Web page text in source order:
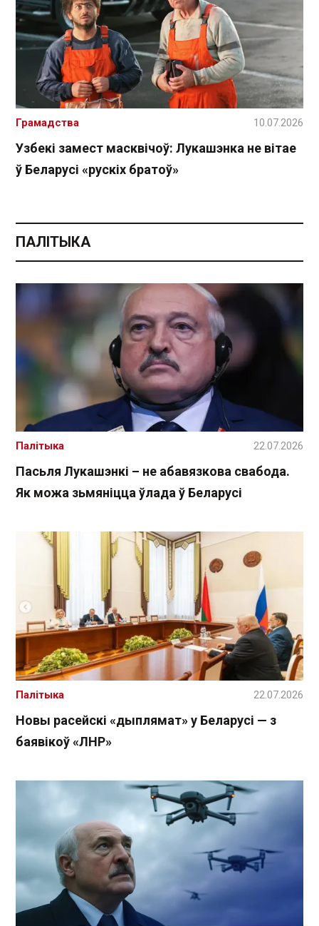
Узбекі замест масквічоў: Лукашэнка не вітае
ў Беларусі «рускіх братоў»
Грамадства 10.07.2026
ПАЛІТЫКА
Пасьля Лукашэнкі – не абавязкова свабода.
Як можа зьмяніцца ўлада ў Беларусі
Палітыка 22.07.2026
Новы расейскі «дыплямат» у Беларусі — з
баявікоў «ЛНР»
Палітыка 22.07.2026